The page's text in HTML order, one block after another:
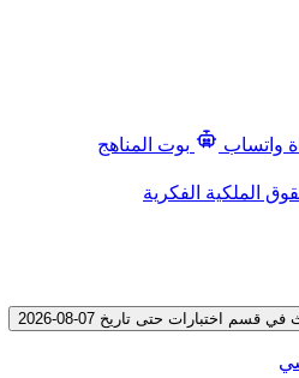
واتساب
بوت المناهج
الملكية الفكرية
حتى تاريخ 07-08-2026